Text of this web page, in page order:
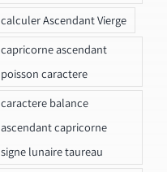
calculer Ascendant Vierge
capricorne ascendant
poisson caractere
caractere balance
ascendant capricorne
signe lunaire taureau